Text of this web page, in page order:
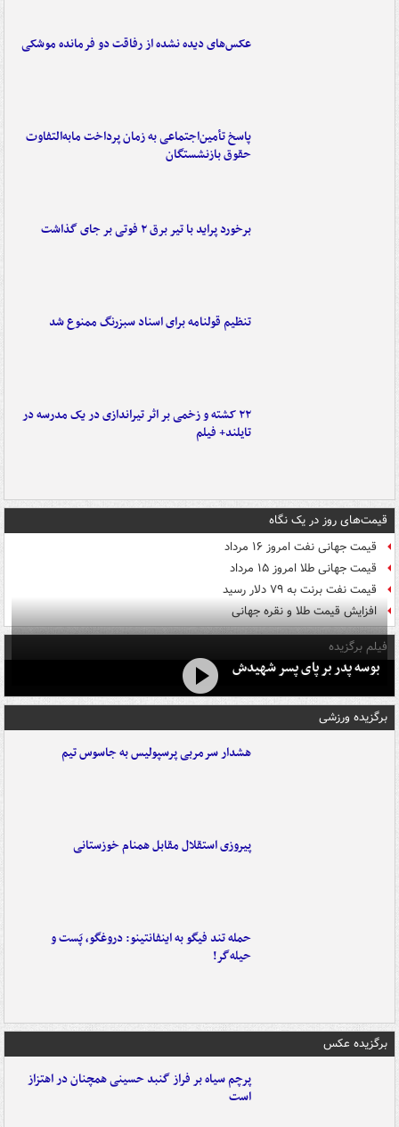
عکس‌های دیده نشده از رفاقت دو فرمانده‌ موشکی
پاسخ تأمین‌اجتماعی به زمان پرداخت مابه‌التفاوت
حقوق بازنشستگان
برخورد پراید با تیر برق ۲ فوتی بر جای گذاشت
تنظیم قولنامه برای اسناد سبزرنگ ممنوع شد
۲۲ کشته و زخمی بر اثر تیراندازی در یک مدرسه در
تایلند+ فیلم
قیمت‌های روز در یک نگاه
قیمت جهانی نفت امروز ۱۶ مرداد
قیمت جهانی طلا امروز ۱۵ مرداد
قیمت نفت برنت به ۷۹ دلار رسید
افزایش قیمت طلا و نقره جهانی
فیلم برگزیده
بوسه‌ پدر بر پای پسر شهیدش
برگزیده ورزشی
هشدار سرمربی پرسپولیس به جاسوس تیم
پیروزی استقلال مقابل همنام خوزستانی
حمله تند فیگو به اینفانتینو: دروغگو، پَست‌ و
حیله‌گر!
برگزیده عکس
پرچم سیاه بر فراز گنبد حسینی همچنان در اهتزاز
است